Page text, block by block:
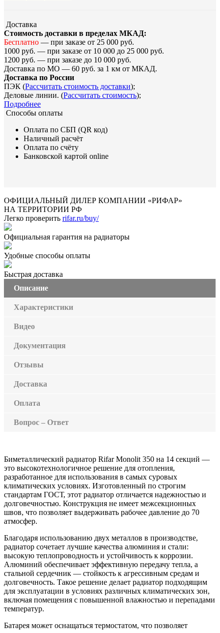
Доставка
Стоимость доставки в пределах МКАД:
Бесплатно — при заказе от 25 000 руб.
1000 руб. — при заказе от 10 000 до 25 000 руб.
1200 руб. — при заказе до 10 000 руб.
Доставка по МО — 60 руб. за 1 км от МКАД.
Доставка по России
ПЭК (Рассчитать стоимость доставки);
Деловые линии. (Рассчитать стоимость);
Подробнее
Способы оплаты
Оплата по СБП (QR код)
Наличный расчёт
Оплата по счёту
Банковской картой online
ОФИЦИАЛЬНЫЙ ДИЛЕР КОМПАНИИ «РИФАР»
НА ТЕРРИТОРИИ РФ
Легко проверить rifar.ru/buy/
Официальная гарантия на радиаторы
Удобные способы оплаты
Быстрая доставка
Описание
Характеристики
Видео
Документация
Отзывы
Доставка
Оплата
Вопрос – Ответ
Биметаллический радиатор Rifar Monolit 350 на 14 секций —
это высокотехнологичное решение для отопления,
разработанное для использования в самых суровых
климатических условиях. Изготовленный по строгим
стандартам ГОСТ, этот радиатор отличается надежностью и
долговечностью. Конструкция не имеет межсекционных
швов, что позволяет выдерживать рабочее давление до 70
атмосфер.
Благодаря использованию двух металлов в производстве,
радиатор сочетает лучшие качества алюминия и стали:
высокую теплопроводность и устойчивость к коррозии.
Алюминий обеспечивает эффективную передачу тепла, а
стальной сердечник — стойкость к агрессивным средам и
долговечность. Такое решение делает радиатор подходящим
для эксплуатации в условиях различных климатических зон,
включая помещения с повышенной влажностью и перепадами
температур.
Батарея может оснащаться термостатом, что позволяет